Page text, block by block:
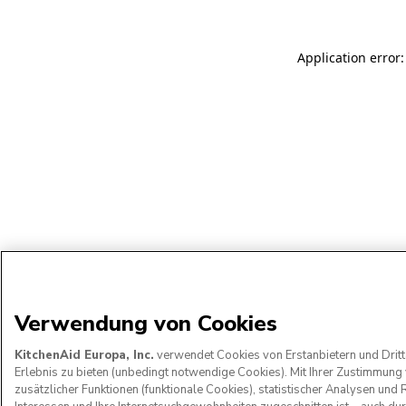
Application
Verwendung von Cookies
KitchenAid Europa, Inc. verwendet Cookies von Erstanbietern und
Erlebnis zu bieten (unbedingt notwendige Cookies). Mit Ihrer
zusätzlicher Funktionen (funktionale Cookies), statistischer Analysen